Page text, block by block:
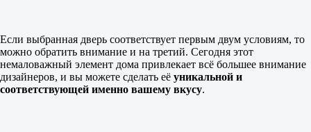
Если выбранная дверь соответствует первым двум условиям, то
можно обратить внимание и на третий. Сегодня этот
немаловажный элемент дома привлекает всё большее внимание
дизайнеров, и вы можете сделать её уникальной и
соответствующей именно вашему вкусу.